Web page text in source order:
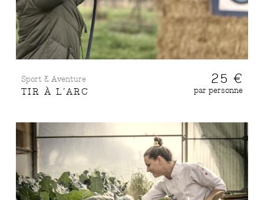
Sport & Aventure
TIR À L’ARC
25 €
par personne